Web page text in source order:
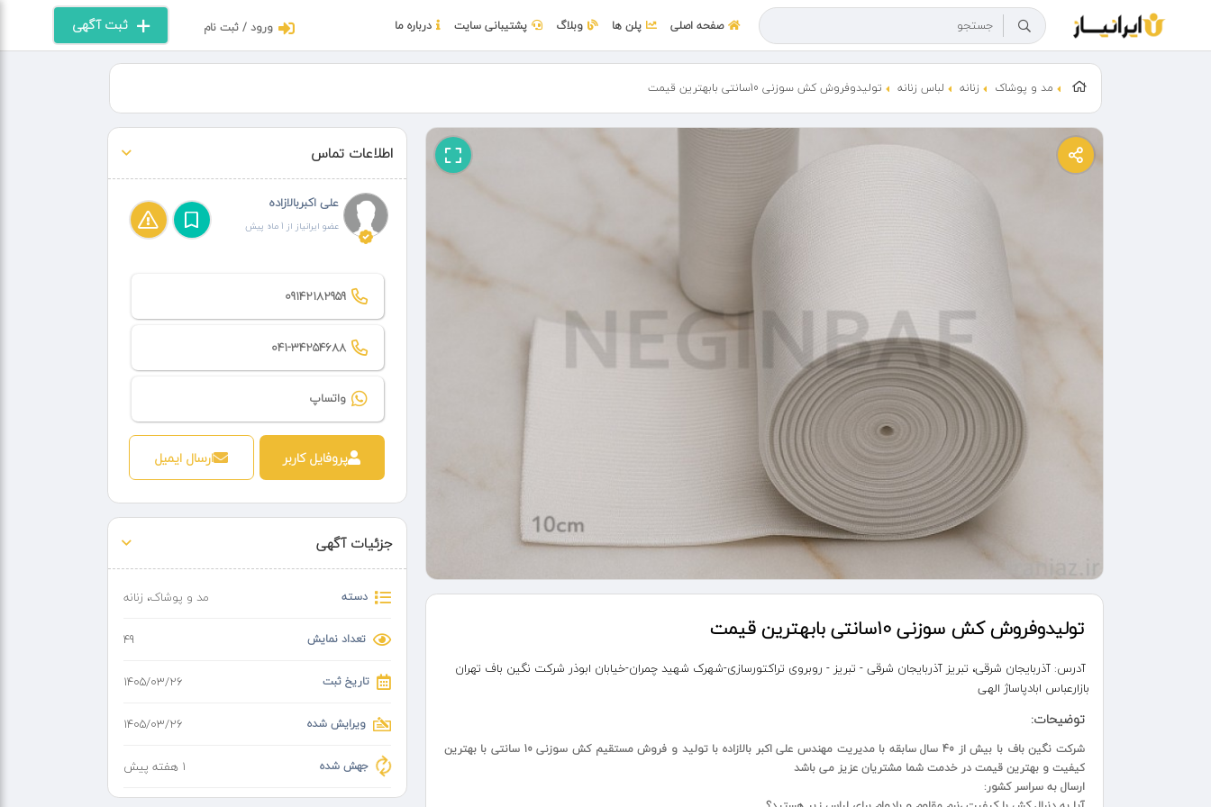
ثبت آگهی ورود / ثبت نام صفحه اصلی پلن ها وبلاگ پشتیبانی سایت درباره ما
مد و پوشاک زنانه لباس زنانه تولیدوفروش کش سوزنی 10سانتی بابهترین قیمت
تولیدوفروش کش سوزنی 10سانتی بابهترین قیمت
آدرس: آذربایجان شرقی، تبریز آذربایجان شرقی - تبریز - روبروی تراکتورسازی-شهرک شهید چمران-خیابان ابوذر شرکت نگین باف تهران
بازارعباس ابادپاساژ الهی
توضیحات:
شرکت نگین باف با بیش از 40 سال سابقه با مدیریت مهندس علی اکبر بالازاده با تولید و فروش مستقیم کش سوزنی 10 سانتی با بهترین
کیفیت و بهترین قیمت در خدمت شما مشتریان عزیز می باشد
ارسال به سراسر کشور:
اطلاعات تماس
علی اکبربالازاده
عضو ایرانیاز از 1 ماه پیش
09142182959
041-34254688
واتساپ
پروفایل کاربر ارسال ایمیل
جزئیات آگهی
دسته مد و پوشاک، زنانه
تعداد نمایش 49
تاریخ ثبت ۱۴۰۵/۰۳/۲۶
ویرایش شده ۱۴۰۵/۰۳/۲۶
جهش شده 1 هفته پیش